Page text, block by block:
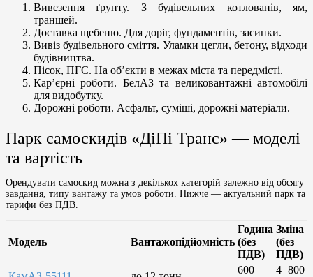
Вивезення ґрунту. З будівельних котлованів, ям,
траншей.
Доставка щебеню. Для доріг, фундаментів, засипки.
Вивіз будівельного сміття. Уламки цегли, бетону, відходи
будівництва.
Пісок, ПГС. На об’єкти в межах міста та передмісті.
Кар’єрні роботи. БелАЗ та великовантажні автомобілі
для видобутку.
Дорожні роботи. Асфальт, суміші, дорожні матеріали.
Парк самоскидів «ДіПі Транс» — моделі
та вартість
Орендувати самоскид можна з декількох категорій залежно від обсягу
завдання, типу вантажу та умов роботи. Нижче — актуальний парк та
тарифи без ПДВ.
Модель Вантажопідйомність
Година
(без
ПДВ)
Зміна
(без
ПДВ)
600
4 800